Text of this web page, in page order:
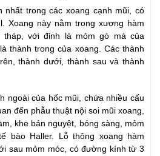
nhất trong các xoang cạnh mũi, có
Xoang này nằm trong xương hàm
tháp, với đỉnh là mỏm gò má của
thành trong của xoang. Các thành
thành dưới, thành sau và thành
ngoài của hốc mũi, chứa nhiều cấu
đến phẫu thuật nội soi mũi xoang,
khe bán nguyệt, bóng sàng, mỏm
bào Haller. Lỗ thông xoang hàm
sau mỏm móc, có đường kính từ 3